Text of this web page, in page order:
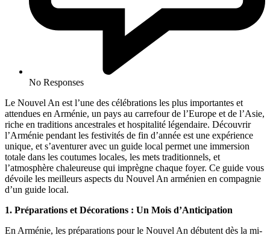
No Responses
Le Nouvel An est l’une des célébrations les plus importantes et
attendues en Arménie, un pays au carrefour de l’Europe et de l’Asie,
riche en traditions ancestrales et hospitalité légendaire. Découvrir
l’Arménie pendant les festivités de fin d’année est une expérience
unique, et s’aventurer avec un guide local permet une immersion
totale dans les coutumes locales, les mets traditionnels, et
l’atmosphère chaleureuse qui imprègne chaque foyer. Ce guide vous
dévoile les meilleurs aspects du Nouvel An arménien en compagnie
d’un guide local.
1. Préparations et Décorations : Un Mois d’Anticipation
En Arménie, les préparations pour le Nouvel An débutent dès la mi-